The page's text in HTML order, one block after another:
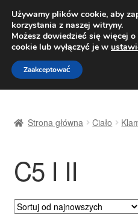
Pn.-pt. 9:00-
Przejdź
do
nawigacji
Przejdź
do
treści
Dostawa
Dostawa na cały świat
Kontakt
Strona główna Ciało
C5 I II
Używamy plików cookie, aby
korzystania z naszej witryny.
Możesz dowiedzieć się więcej
cookie lub wyłączyć je w
Zaakceptować